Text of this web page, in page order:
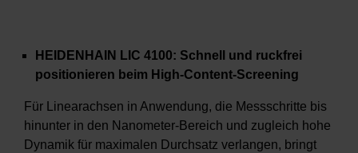
HEIDENHAIN LIC 4100: Schnell und ruckfrei
positionieren beim High-Content-Screening
Für Linearachsen in Anwendung, die Messschritte bis
hinunter in den Nanometer-Bereich und zugleich hohe
Dynamik für maximalen Durchsatz verlangen, bringt